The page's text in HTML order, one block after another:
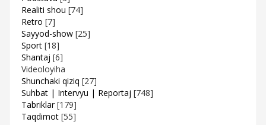
Realiti shou [74]
Retro [7]
Sayyod-show [25]
Sport [18]
Shantaj [6]
Videoloyiha
Shunchaki qiziq [27]
Suhbat | Intervyu | Reportaj [748]
Tabriklar [179]
Taqdimot [55]